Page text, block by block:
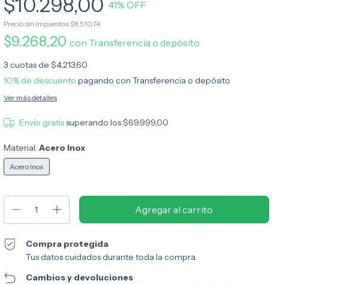
41% OFF
Precio sin impuestos $8.510,74
$9.268,20 con Transferencia o depósito
3 cuotas de $4.213,60
10% de descuento pagando con Transferencia o depósito
Ver más detalles
Envío gratissuperando los$69.999,00
Material: Acero Inox
Acero Inox
Compra protegida
Tus datos cuidados durante toda la compra.
Cambios y devoluciones